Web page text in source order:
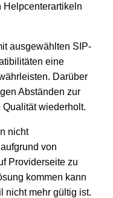
Helpcenterartikeln
ausgewählten SIP-
eine
Darüber
Abständen zur
wiederholt.
nicht
von
Providerseite zu
kommen kann
nicht mehr gültig ist.